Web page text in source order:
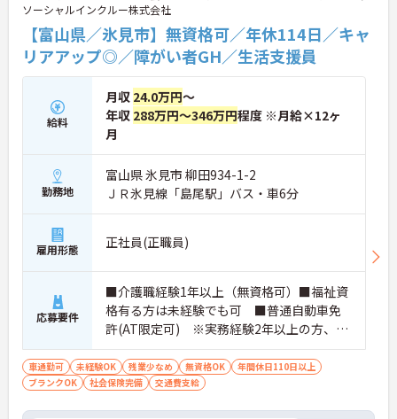
ソーシャルインクルー株式会社
【富山県／氷見市】無資格可／年休114日／キャ
リアアップ◎／障がい者GH／生活支援員
給料
月収 24.0万円～
年収 288万円～346万円程度 ※月給×12ヶ
月
勤務地
富山県 氷見市 柳田934-1-2
ＪＲ氷見線「島尾駅」バス・車6分
雇用形態 正社員(正職員)
応募要件
■介護職経験1年以上（無資格可）■福祉資
格有る方は未経験でも可 ■普通自動車免
許(AT限定可) ※実務経験2年以上の方、障
がい者福祉に関する経験をお持ちの方大歓
迎
車通勤可 未経験OK 残業少なめ 無資格OK
年間休日110日以上
ブランクOK
社会保険完備 交通費支給